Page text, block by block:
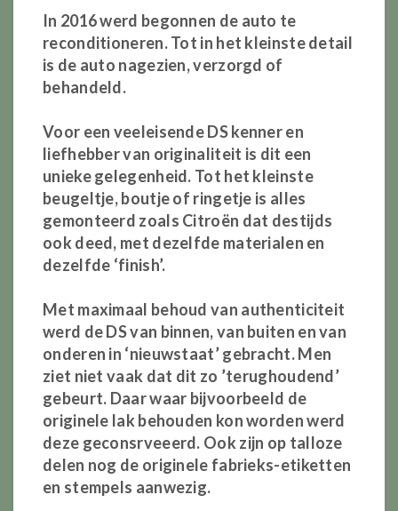
In 2016 werd begonnen de auto te
reconditioneren. Tot in het kleinste detail
is de auto nagezien, verzorgd of
behandeld.
Voor een veeleisende DS kenner en
liefhebber van originaliteit is dit een
unieke gelegenheid. Tot het kleinste
beugeltje, boutje of ringetje is alles
gemonteerd zoals Citroën dat destijds
ook deed, met dezelfde materialen en
dezelfde ‘finish’.
Met maximaal behoud van authenticiteit
werd de DS van binnen, van buiten en van
onderen in ‘nieuwstaat’ gebracht. Men
ziet niet vaak dat dit zo ’terughoudend’
gebeurt. Daar waar bijvoorbeeld de
originele lak behouden kon worden werd
deze geconsrveeerd. Ook zijn op talloze
delen nog de originele fabrieks-etiketten
en stempels aanwezig.